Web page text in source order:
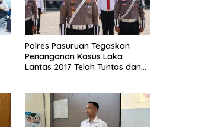
Polres Pasuruan Tegaskan
Penanganan Kasus Laka
Lantas 2017 Telah Tuntas dan